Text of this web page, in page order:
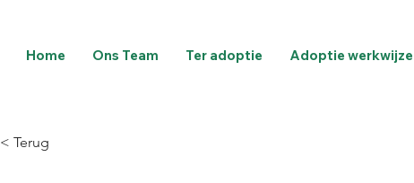
Home Ons Team Ter adoptie Adoptie werkwijze
< Terug